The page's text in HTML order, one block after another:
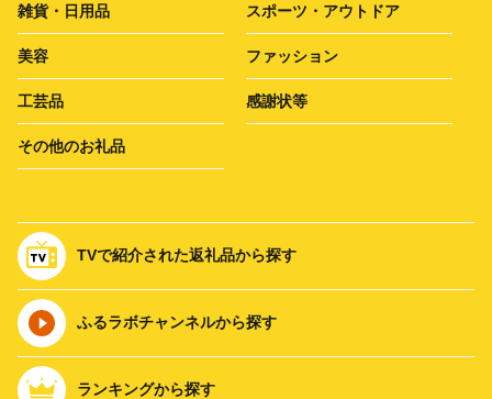
雑貨・日用品 スポーツ・アウトドア
美容 ファッション
工芸品 感謝状等
その他のお礼品
TVで紹介された返礼品から探す
ふるラボチャンネルから探す
ランキングから探す